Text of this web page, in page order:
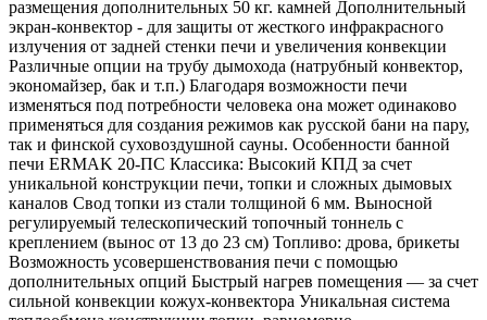
размещения дополнительных 50 кг. камней Дополнительный
экран-конвектор - для защиты от жесткого инфракрасного
излучения от задней стенки печи и увеличения конвекции
Различные опции на трубу дымохода (натрубный конвектор,
экономайзер, бак и т.п.) Благодаря возможности печи
изменяться под потребности человека она может одинаково
применяться для создания режимов как русской бани на пару,
так и финской суховоздушной сауны. Особенности банной
печи ERMAK 20-ПС Классика: Высокий КПД за счет
уникальной конструкции печи, топки и сложных дымовых
каналов Свод топки из стали толщиной 6 мм. Выносной
регулируемый телескопический топочный тоннель с
креплением (вынос от 13 до 23 см) Топливо: дрова, брикеты
Возможность усовершенствования печи с помощью
дополнительных опций Быстрый нагрев помещения — за счет
сильной конвекции кожух-конвектора Уникальная система